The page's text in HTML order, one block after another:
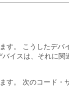
す。
こうしたデバ
イスは、それに関
す。 次のコード・